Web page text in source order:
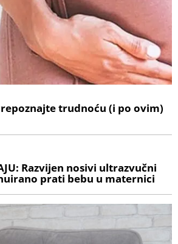
trudnoću (i po ovim)
Razvijen nosivi ultrazvučni
prati bebu u maternici